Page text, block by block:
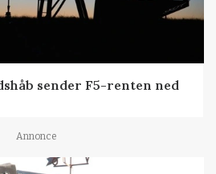
sender F5-renten ned
Annonce